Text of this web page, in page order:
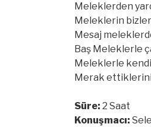
Meleklerden
Meleklerin
Mesaj
Baş Meleklerle
Meleklerle
Merak
Süre: 2 Saat
Konuşmacı: